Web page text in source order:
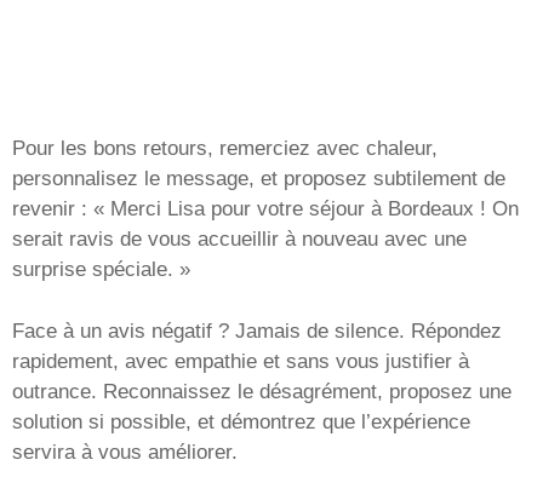
Pour les bons retours, remerciez avec chaleur,
personnalisez le message, et proposez subtilement de
revenir : « Merci Lisa pour votre séjour à Bordeaux ! On
serait ravis de vous accueillir à nouveau avec une
surprise spéciale. »
Face à un avis négatif ? Jamais de silence. Répondez
rapidement, avec empathie et sans vous justifier à
outrance. Reconnaissez le désagrément, proposez une
solution si possible, et démontrez que l’expérience
servira à vous améliorer.